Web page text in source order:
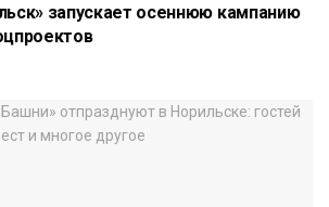
запускает осеннюю кампанию